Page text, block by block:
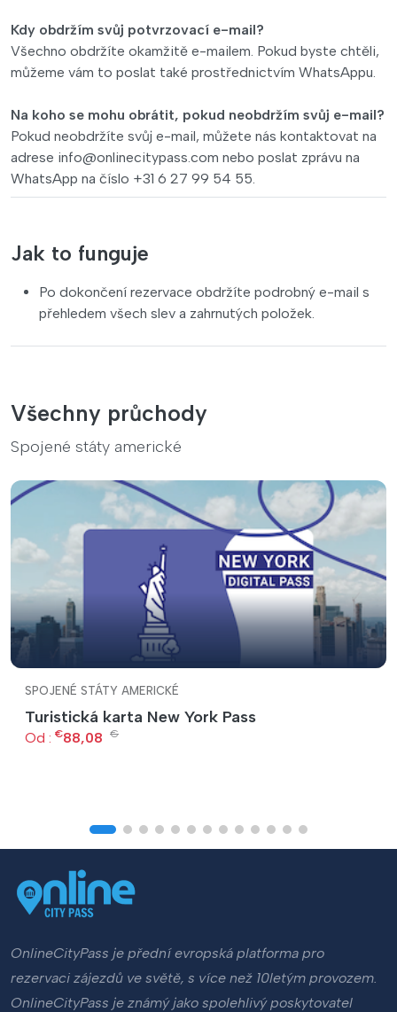
Kdy obdržím svůj potvrzovací e-mail?
Všechno obdržíte okamžitě e-mailem. Pokud byste chtěli,
můžeme vám to poslat také prostřednictvím WhatsAppu.
Na koho se mohu obrátit, pokud neobdržím svůj e-mail?
Pokud neobdržíte svůj e-mail, můžete nás kontaktovat na
adrese info@onlinecitypass.com nebo poslat zprávu na
WhatsApp na číslo +31 6 27 99 54 55.
Jak to funguje
Po dokončení rezervace obdržíte podrobný e-mail s
přehledem všech slev a zahrnutých položek.
Všechny průchody
Spojené státy americké
SPOJENÉ STÁTY AMERICKÉ
Turistická karta New York Pass
Od : €88,08 €
OnlineCityPass je přední evropská platforma pro
rezervaci zájezdů ve světě, s více než 10letým provozem.
OnlineCityPass je známý jako spolehlivý poskytovatel